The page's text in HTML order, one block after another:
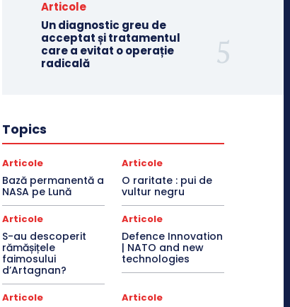
Articole
Un diagnostic greu de
acceptat și tratamentul
care a evitat o operație
radicală
Topics
Articole
Bază permanentă a
NASA pe Lună
Articole
O raritate : pui de
vultur negru
Articole
S-au descoperit
rămășițele
faimosului
d’Artagnan?
Articole
Defence Innovation
| NATO and new
technologies
Articole Articole